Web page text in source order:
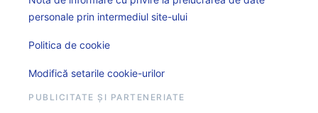
personale prin intermediul site-ului
Politica de cookie
Modifică setarile cookie-urilor
PUBLICITATE ȘI PARTENERIATE